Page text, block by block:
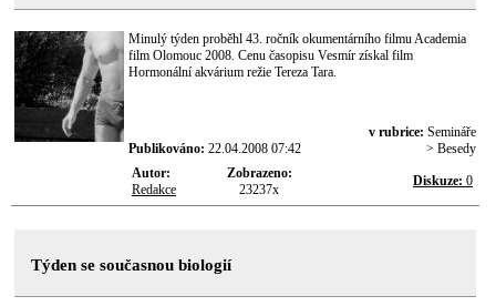
Minulý týden proběhl 43. ročník okumentárního filmu Academia
film Olomouc 2008. Cenu časopisu Vesmír získal film
Hormonální akvárium režie Tereza Tara.
Publikováno: 22.04.2008 07:42
v rubrice: Semináře
> Besedy
Autor:
Redakce
Zobrazeno:
23237x
Diskuze: 0
Týden se současnou biologií